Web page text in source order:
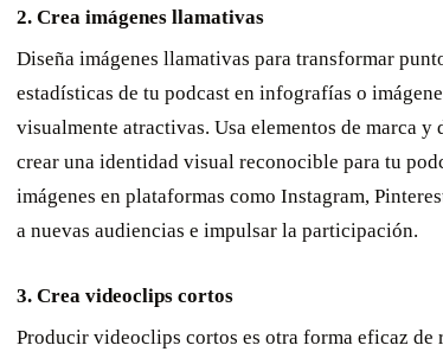
2. Crea imágenes llamativas
Diseña imágenes llamativas para transformar
estadísticas de tu podcast en infografías o
visualmente atractivas. Usa elementos de marca y
crear una identidad visual reconocible para tu
imágenes en plataformas como Instagram,
a nuevas audiencias e impulsar la participación.
3. Crea videoclips cortos
Producir videoclips cortos es otra forma eficaz